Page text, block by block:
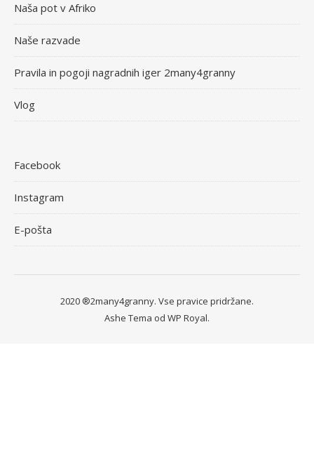
Naša pot v Afriko
Naše razvade
Pravila in pogoji nagradnih iger 2many4granny
Vlog
Facebook
Instagram
E-pošta
2020 ®2many4granny. Vse pravice pridržane.
Ashe Tema od WP Royal.